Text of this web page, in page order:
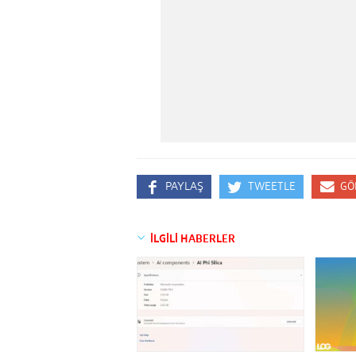
PAYLAŞ TWEETLE
İLGİLİ HABERLER